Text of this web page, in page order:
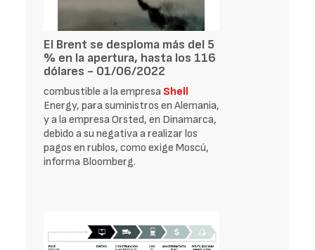
El Brent se desploma más del 5
% en la apertura, hasta los 116
dólares - 01/06/2022
combustible a la empresa Shell
Energy, para suministros en Alemania,
y a la empresa Orsted, en Dinamarca,
debido a su negativa a realizar los
pagos en rublos, como exige Moscú,
informa Bloomberg.